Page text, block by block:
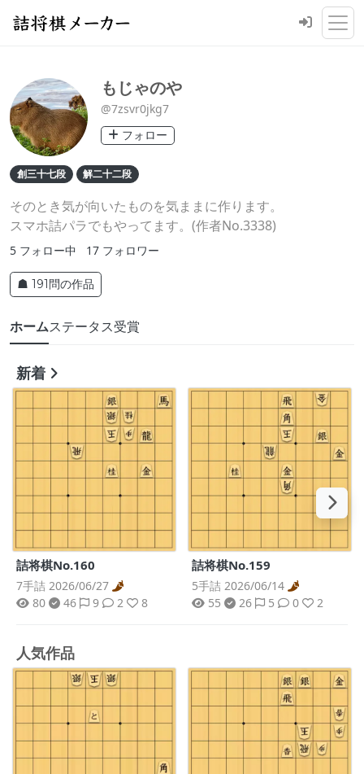
もじゃのや
@7zsvr0jkg7
フォロー
創三十七段 解二十二段
そのとき気が向いたものを気ままに作ります。
スマホ詰パラでもやってます。(作者No.3338)
5 フォロー中 17 フォロワー
☗ 191問の作品
ホームステータス受賞
新着
詰将棋No.160
7手詰 2026/06/27
80
46 9 2 8
詰将棋No.159
5手詰 2026/06/14
55
26 5 0 2
人気作品